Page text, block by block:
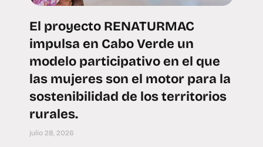
El proyecto RENATURMAC
impulsa en Cabo Verde un
modelo participativo en el que
las mujeres son el motor para la
sostenibilidad de los territorios
rurales.
julio 28, 2026